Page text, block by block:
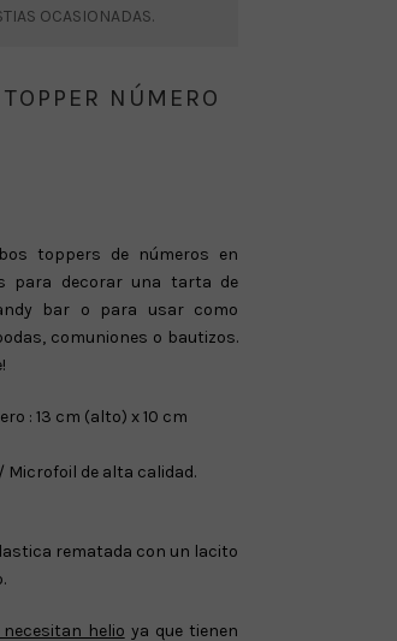
OCASIONADAS.
NÚMERO
toppers de números en
para decorar una tarta de
bar o para usar como
comuniones o bautizos.
: 13 cm (alto) x 10 cm
Microfoil de alta calidad.
rematada con un lacito
helio ya que tienen